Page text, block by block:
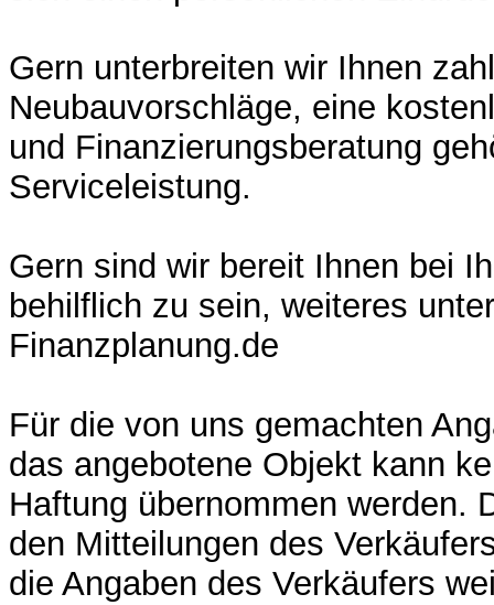
Gern unterbreiten wir Ihnen
Neubauvorschläge, eine
und Finanzierungsberatung
Serviceleistung.
Gern sind wir bereit Ihnen bei
behilflich zu sein, weiteres
Finanzplanung.de
Für die von uns gemachten
das angebotene Objekt kann
Haftung übernommen werden.
den Mitteilungen des
die Angaben des Verkäufers